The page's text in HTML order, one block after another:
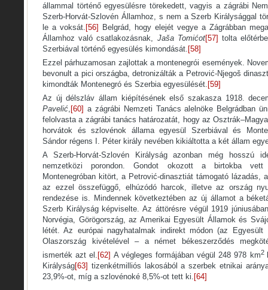
állammal történő egyesülésre törekedett, vagyis a zágrábi
Szerb-Horvát-Szlovén Államhoz, s nem a Szerb Királysággal
le a voksát. [56] Belgrád, hogy elejét vegye a Zágrábban
Államhoz való csatlakozásnak, Jaša Tomićot[57] tolta
Szerbiával történő egyesülés kimondását. [58]
Ezzel párhuzamosan zajlottak a montenegrói események.
bevonult a pici országba, detronizálták a Petrović-Njegoš
kimondták Montenegró és Szerbia egyesülését. [59]
Az új délszláv állam kiépítésének első szakasza 1918.
Pavelić [60] a zágrábi Nemzeti Tanács alelnöke Belgrádban
felolvasta a zágrábi tanács határozatát, hogy az
horvátok és szlovénok állama egyesül Szerbiával és
Sándor régens I. Péter király nevében kikiáltotta a két állam
A Szerb-Horvát-Szlovén Királyság azonban még hosszú
nemzetközi porondon. Gondot okozott a birtokba
Montenegróban kitört, a Petrović-dinasztiát támogató lázadás,
az ezzel összefüggő, elhúzódó harcok, illetve az ország
rendezése is. Mindennek következtében az új államot a
Szerb Királyság képviselte. Az áttörésre végül 1919
Norvégia, Görögország, az Amerikai Egyesült Államok és
létét. Az európai nagyhatalmak indirekt módon (az Egyesült
Olaszország kivételével – a német békeszerződés
ismerték azt el. [62] A végleges formájában végül 248 978 km2
Királyság[63] tizenkétmilliós lakosából a szerbek etnikai
23,9%-ot, míg a szlovénoké 8,5%-ot tett ki. [64]